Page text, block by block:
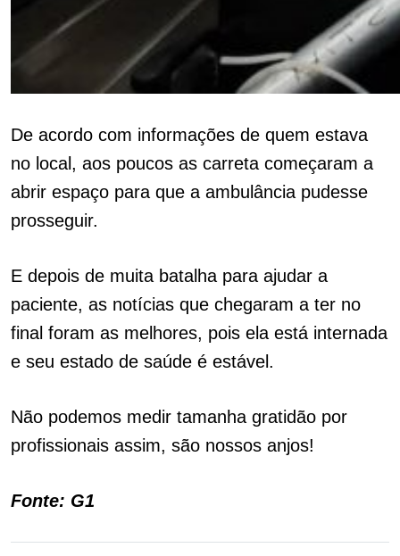
De acordo com informações de quem estava
no local, aos poucos as carreta começaram a
abrir espaço para que a ambulância pudesse
prosseguir.
E depois de muita batalha para ajudar a
paciente, as notícias que chegaram a ter no
final foram as melhores, pois ela está internada
e seu estado de saúde é estável.
Não podemos medir tamanha gratidão por
profissionais assim, são nossos anjos!
Fonte: G1